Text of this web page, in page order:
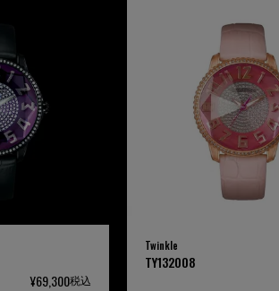
¥69,300税込
Twinkle
TY132008